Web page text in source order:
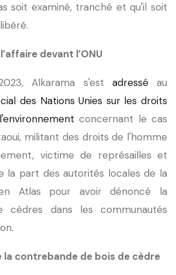
soit examiné, tranché et qu'il soit
devant l’ONU
Alkarama s'est adresséau
des Nations Unies sur les droits
concernant le cas
militant des droits de l'homme
victime de représailles et
la part des autorités locales de la
Atlas pour avoir dénoncé la
cèdres dans les communautés
la contrebande de bois de cèdre